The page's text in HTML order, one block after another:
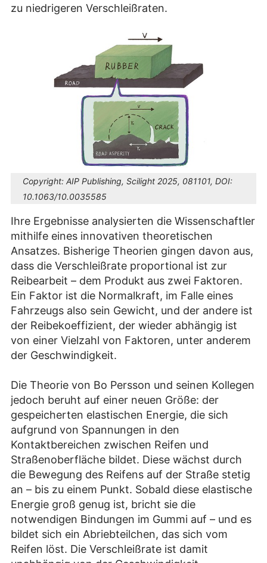
zu niedrigeren Verschleißraten.
Copyright: AIP Publishing, Scilight 2025, 081101, DOI:
10.1063/10.0035585
Ihre Ergebnisse analysierten die Wissenschaftler
mithilfe eines innovativen theoretischen
Ansatzes. Bisherige Theorien gingen davon aus,
dass die Verschleißrate proportional ist zur
Reibearbeit – dem Produkt aus zwei Faktoren.
Ein Faktor ist die Normalkraft, im Falle eines
Fahrzeugs also sein Gewicht, und der andere ist
der Reibekoeffizient, der wieder abhängig ist
von einer Vielzahl von Faktoren, unter anderem
der Geschwindigkeit.
Die Theorie von Bo Persson und seinen Kollegen
jedoch beruht auf einer neuen Größe: der
gespeicherten elastischen Energie, die sich
aufgrund von Spannungen in den
Kontaktbereichen zwischen Reifen und
Straßenoberfläche bildet. Diese wächst durch
die Bewegung des Reifens auf der Straße stetig
an – bis zu einem Punkt. Sobald diese elastische
Energie groß genug ist, bricht sie die
notwendigen Bindungen im Gummi auf – und es
bildet sich ein Abriebteilchen, das sich vom
Reifen löst. Die Verschleißrate ist damit